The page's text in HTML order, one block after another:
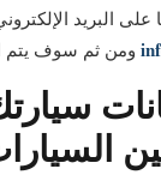
على البريد
ومن ثم سوف يتم